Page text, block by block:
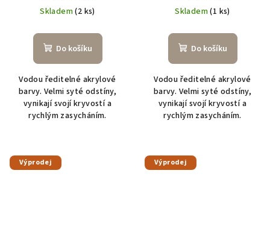
Skladem(2 ks)
Do košíku
Vodou ředitelné akrylové
barvy. Velmi syté odstíny,
vynikají svojí kryvostí a
rychlým zasycháním.
Skladem(1 ks)
Do košíku
Vodou ředitelné akrylové
barvy. Velmi syté odstíny,
vynikají svojí kryvostí a
rychlým zasycháním.
Výprodej Výprodej